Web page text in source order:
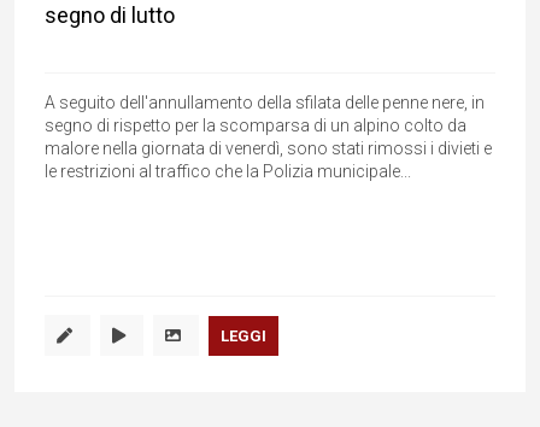
segno di lutto
A seguito dell'annullamento della sfilata delle penne nere, in
segno di rispetto per la scomparsa di un alpino colto da
malore nella giornata di venerdì, sono stati rimossi i divieti e
le restrizioni al traffico che la Polizia municipale...
LEGGI